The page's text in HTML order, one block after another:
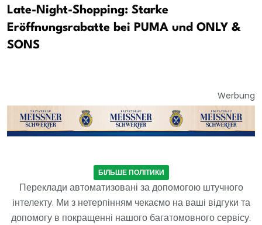
Late-Night-Shopping: Starke
Eröffnungsrabatte bei PUMA und ONLY &
SONS
Werbung
БІЛЬШЕ ПОЛІТИКИ
Переклади автоматизовані за допомогою штучного
інтелекту. Ми з нетерпінням чекаємо на ваші відгуки та
допомогу в покращенні нашого багатомовного сервісу.